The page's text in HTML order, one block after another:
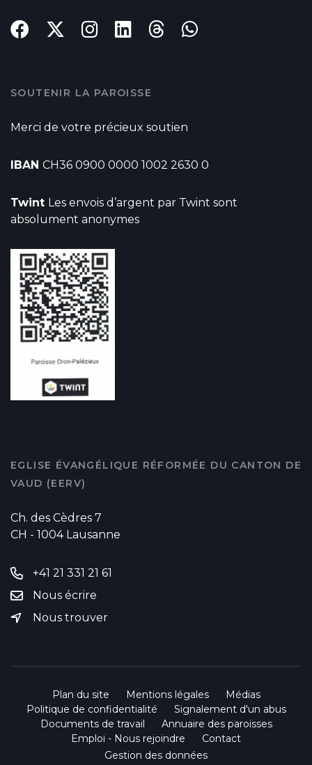
SOUTENIR LA PAROISSE
Merci de votre précieux soutien
IBAN CH36 0900 0000 1002 2630 0
Twint Les envois d’argent par Twint sont
absolument anonymes
EGLISE ÉVANGÉLIQUE RÉFORMÉE DU CANTON DE
VAUD (EERV)
Ch. des Cèdres 7
CH - 1004 Lausanne
+41 21 331 21 61
Nous écrire
Nous trouver
Plan du site Mentions légales
Médias
Politique de confidentialité
Signalement d'un abus
Documents de travail
Annuaire des paroisses
Emploi - Nous rejoindre
Contact
Gestion des données